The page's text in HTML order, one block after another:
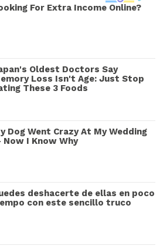
For Extra Income Online?
Oldest Doctors Say
Loss Isn't Age: Just Stop
These 3 Foods
Dog Went Crazy At My Wedding
I Know Why
deshacerte de ellas en poco
con este sencillo truco